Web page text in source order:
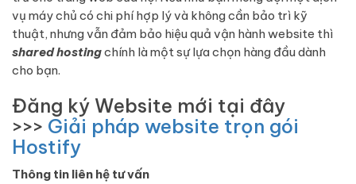
vụ máy chủ có chi phí hợp lý và không cần bảo trì kỹ
thuật, nhưng vẫn đảm bảo hiệu quả vận hành website thì
shared hostingchính là một sự lựa chọn hàng đầu dành
cho bạn.
Đăng ký Website mới tại đây
>>> Giải pháp website trọn gói
Hostify
Thông tin liên hệ tư vấn